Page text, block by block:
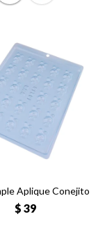
Aplique Conejito
$ 39